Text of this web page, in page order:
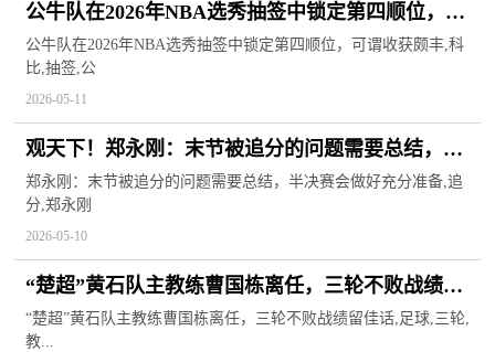
公牛队在2026年NBA选秀抽签中锁定第四顺位，可
谓收获颇丰_每日消息
公牛队在2026年NBA选秀抽签中锁定第四顺位，可谓收获颇丰,科
比,抽签,公
2026-05-11
观天下！郑永刚：末节被追分的问题需要总结，半
决赛会做好充分准备
郑永刚：末节被追分的问题需要总结，半决赛会做好充分准备,追
分,郑永刚
2026-05-10
“楚超”黄石队主教练曹国栋离任，三轮不败战绩留
佳话 焦点快看
“楚超”黄石队主教练曹国栋离任，三轮不败战绩留佳话,足球,三轮,
教...